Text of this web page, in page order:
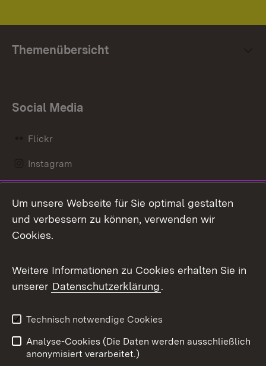
Themenübersicht
Social Media
Flickr
Instagram
Mastodon
Messenger
Social Wall
X / Twitter
Youtube
Um unsere Webseite für Sie optimal gestalten
und verbessern zu können, verwenden wir
Cookies.
Weitere Informationen zu Cookies erhalten Sie in
unserer Datenschutzerklärung.
Technisch notwendige Cookies
Analyse-Cookies (Die Daten werden ausschließlich
anonymisiert verarbeitet.)